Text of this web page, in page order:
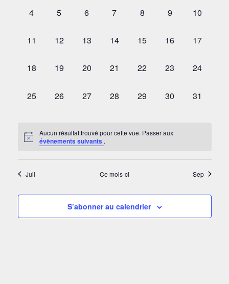
0
4
0
5
0
6
0
7
0
8
0
9
0
10
0
11
0
12
0
13
0
14
0
15
0
16
0
17
0
18
0
19
0
20
0
21
0
22
0
23
0
24
0
25
0
26
0
27
0
28
0
29
0
30
0
31
Aucun résultat trouvé pour cette vue. Passer aux
évènements suivants .
Juil Ce mois-ci Sep
S’abonner au calendrier